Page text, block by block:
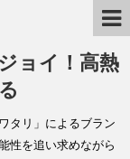
ョイ！高熱
タリ」によるブラン
性を追い求めながら